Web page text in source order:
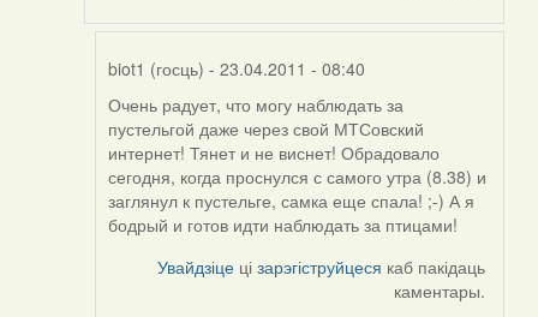
biot1 (госць) - 23.04.2011 - 08:40
In
reply
to
by
Harrier
Очень радует, что могу наблюдать за
пустельгой даже через свой МТСовский
интернет! Тянет и не виснет! Обрадовало
сегодня, когда проснулся с самого утра (8.38) и
заглянул к пустельге, самка еще спала! ;-) А я
бодрый и готов идти наблюдать за птицами!
Увайдзіце цізарэгіструйцеся каб пакідаць
каментары.